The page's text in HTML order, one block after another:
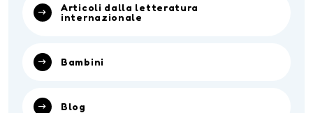
Articoli dalla letteratura
internazionale
Bambini
Blog